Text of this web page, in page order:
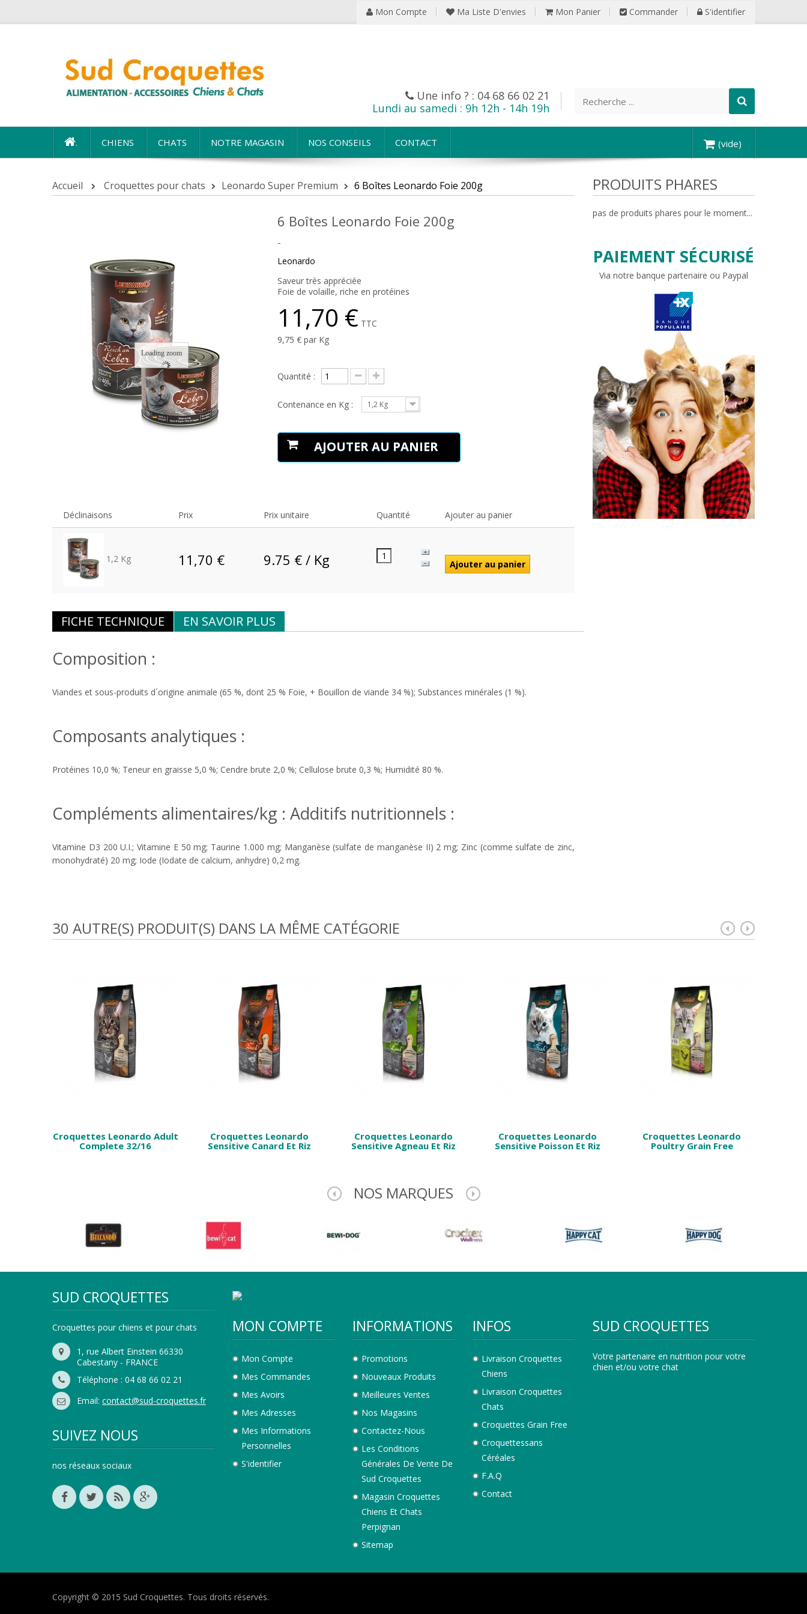
Mon Compte Ma Liste D'envies Mon Panier Commander S'identifier
Une info ? : 04 68 66 02 21
Lundi au samedi : 9h 12h - 14h 19h
(vide)
. CHIENS CHATS NOTRE MAGASIN NOS CONSEILS CONTACT
Accueil Croquettes pour chats Leonardo Super Premium 6 Boîtes Leonardo Foie 200g
Loading zoom
6 Boîtes Leonardo Foie 200g
-
Leonardo
Saveur très appréciée
Foie de volaille, riche en protéines
11,70 € TTC
9,75 € par Kg
Quantité :
Contenance en Kg : 1,2 Kg
AJOUTER AU PANIER
Déclinaisons Prix Prix unitaire Quantité Ajouter au panier
1,2 Kg 11,70 € 9.75 € / Kg
FICHE TECHNIQUE EN SAVOIR PLUS
Composition :
Viandes et sous-produits d´origine animale (65 %, dont 25 % Foie, + Bouillon de viande 34 %); Substances minérales (1 %).
Composants analytiques :
Protéines 10,0 %; Teneur en graisse 5,0 %; Cendre brute 2,0 %; Cellulose brute 0,3 %; Humidité 80 %.
Compléments alimentaires/kg : Additifs nutritionnels :
Vitamine D3 200 U.I.; Vitamine E 50 mg; Taurine 1.000 mg; Manganèse (sulfate de manganèse II) 2 mg; Zinc (comme sulfate de zinc,
monohydraté) 20 mg; Iode (Iodate de calcium, anhydre) 0,2 mg.
PRODUITS PHARES
pas de produits phares pour le moment...
PAIEMENT SÉCURISÉ
Via notre banque partenaire ou Paypal
30 AUTRE(S) PRODUIT(S) DANS LA MÊME CATÉGORIE
Croquettes Leonardo Adult
Complete 32/16
Croquettes Leonardo
Sensitive Canard Et Riz
Croquettes Leonardo
Sensitive Agneau Et Riz
Croquettes Leonardo
Sensitive Poisson Et Riz
Croquettes Leonardo
Poultry Grain Free
NOS MARQUES
SUD CROQUETTES
Croquettes pour chiens et pour chats
1, rue Albert Einstein 66330
Cabestany - FRANCE
Téléphone : 04 68 66 02 21
Email: contact@sud-croquettes.fr
SUIVEZ NOUS
nos réseaux sociaux
MON COMPTE
Mon Compte
Mes Commandes
Mes Avoirs
Mes Adresses
Mes Informations
Personnelles
S'identifier
INFORMATIONS
Promotions
Nouveaux Produits
Meilleures Ventes
Nos Magasins
Contactez-Nous
Les Conditions
Générales De Vente De
Sud Croquettes
Magasin Croquettes
Chiens Et Chats
Perpignan
Sitemap
INFOS
Livraison Croquettes
Chiens
Livraison Croquettes
Chats
Croquettes Grain Free
Croquettessans
Céréales
F.A.Q
Contact
SUD CROQUETTES
Votre partenaire en nutrition pour votre
chien et/ou votre chat
Copyright © 2015 Sud Croquettes. Tous droits réservés.